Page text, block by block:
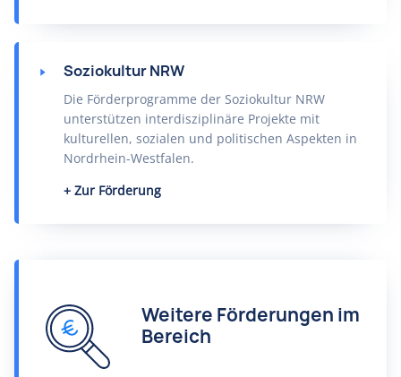
Soziokultur NRW
Die Förderprogramme der Soziokultur NRW
unterstützen interdisziplinäre Projekte mit
kulturellen, sozialen und politischen Aspekten in
Nordrhein-Westfalen.
Zur Förderung
Weitere Förderungen im
Bereich